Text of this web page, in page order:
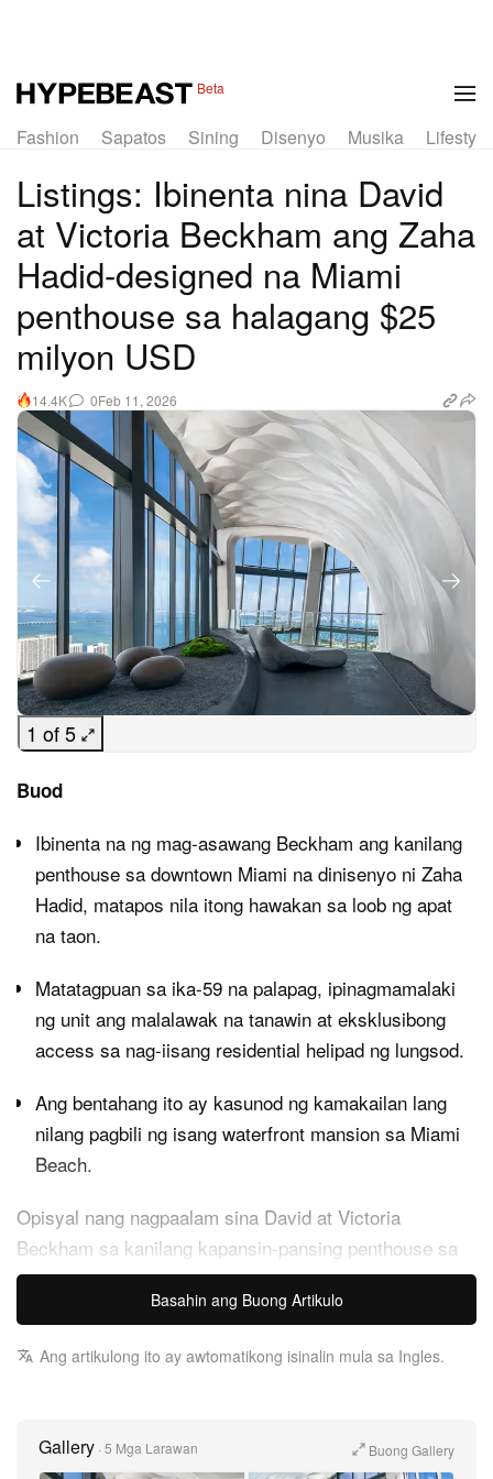
Beta
Fashion Sapatos Sining Disenyo Musika Lifestyle
Listings: Ibinenta nina David
at Victoria Beckham ang Zaha
Hadid-designed na Miami
penthouse sa halagang $25
milyon USD
14.4K 0Feb 11, 2026
1 of 5
Buod
Ibinenta na ng mag-asawang Beckham ang kanilang
penthouse sa downtown Miami na dinisenyo ni Zaha
Hadid, matapos nila itong hawakan sa loob ng apat
na taon.
Matatagpuan sa ika-59 na palapag, ipinagmamalaki
ng unit ang malalawak na tanawin at eksklusibong
access sa nag-iisang residential helipad ng lungsod.
Ang bentahang ito ay kasunod ng kamakailan lang
nilang pagbili ng isang waterfront mansion sa Miami
Beach.
Opisyal nang nagpaalam sina David at Victoria
Beckham sa kanilang kapansin-pansing penthouse sa
One Thousand Museum sa Miami, matapos ibenta ang
marangyang tirahan sa halagang humigit-kumulang $25
bentahang ito, dahil nabili nila ang full-floor unit sa
proyekto ni David sa Inter Miami CF.
Basahin ang Buong Artikulo
Ang artikulong ito ay awtomatikong isinalin mula sa Ingles.
Gallery · 5 Mga Larawan Buong Gallery